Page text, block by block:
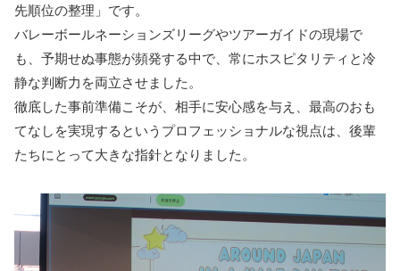
先順位の整理」です。
バレーボールネーションズリーグやツアーガイドの現場で
も、予期せぬ事態が頻発する中で、常にホスピタリティと冷
静な判断力を両立させました。
徹底した事前準備こそが、相手に安心感を与え、最高のおも
てなしを実現するというプロフェッショナルな視点は、後輩
たちにとって大きな指針となりました。